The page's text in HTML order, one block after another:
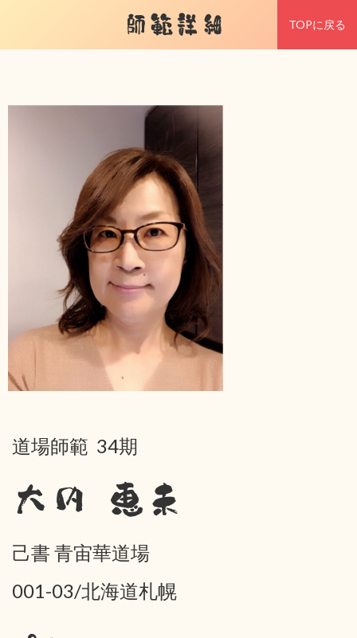
師範詳細 TOPに戻る
道場師範 34期
大内 恵未
己書 青宙華道場
001-03/北海道札幌